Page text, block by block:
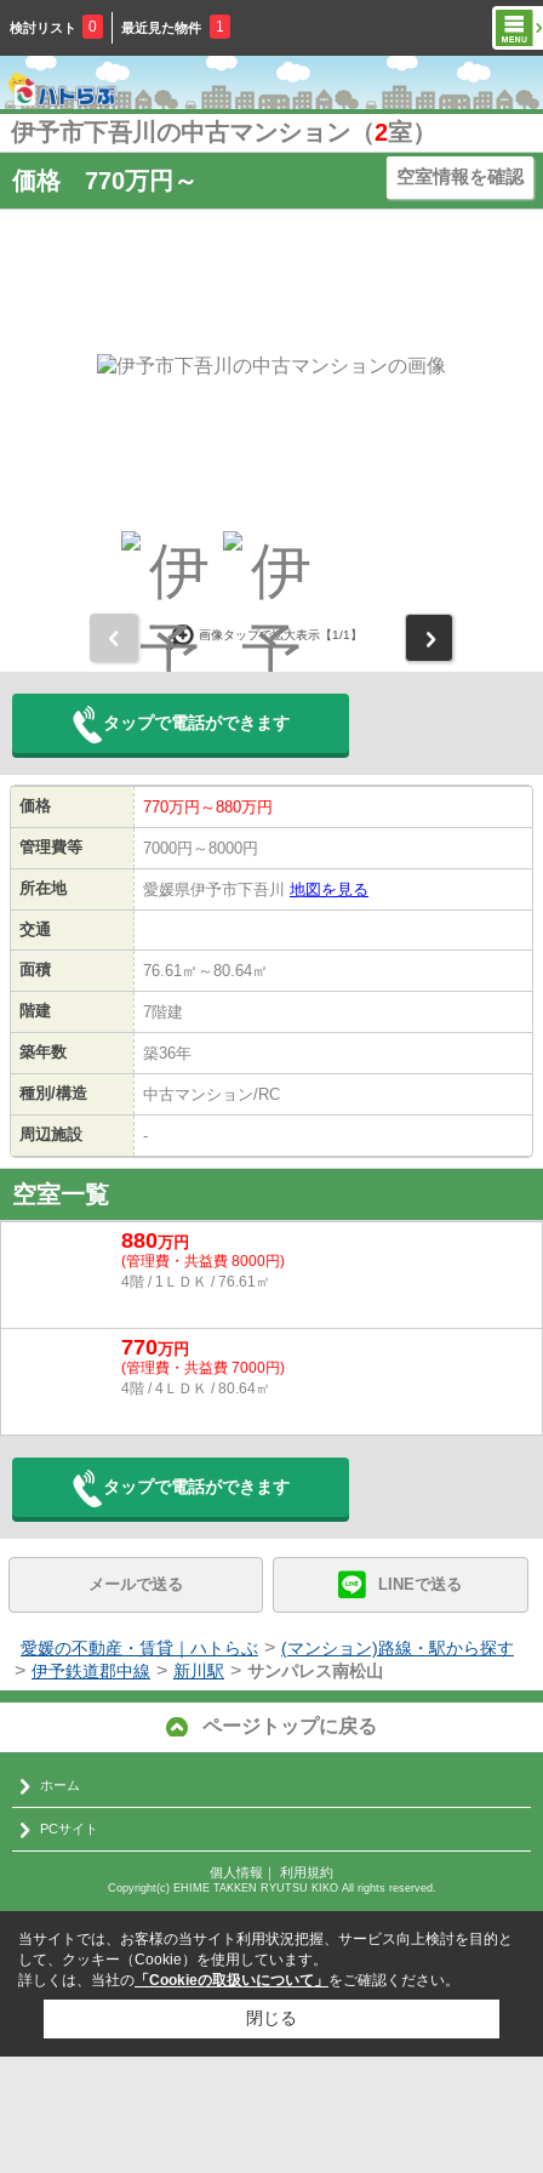
検討リスト 0 最近見た物件 1
伊予市下吾川の中古マンション（2室）
価格
770万円～ 空室情報を確認
前 画像タップで拡大表示【1/1】
タップで電話ができます
価格 770万円～880万円
管理費等 7000円～8000円
所在地 愛媛県伊予市下吾川 地図を見る
交通
面積 76.61㎡～80.64㎡
階建 7階建
築年数 築36年
種別/構造 中古マンション/RC
周辺施設 -
空室一覧
880万円
(管理費・共益費 8000円)
4階 / 1ＬＤＫ / 76.61㎡
770万円
(管理費・共益費 7000円)
4階 / 4ＬＤＫ / 80.64㎡
タップで電話ができます
メールで送る LINEで送る
愛媛の不動産・賃貸｜ハトらぶ > (マンション)路線・駅から探す
> 伊予鉄道郡中線 > 新川駅 > サンパレス南松山
ページトップに戻る
ホーム
PCサイト
個人情報 ｜ 利用規約
Copyright(c) EHIME TAKKEN RYUTSU KIKO All rights reserved.
当サイトでは、お客様の当サイト利用状況把握、サービス向上検討を目的と
して、クッキー（Cookie）を使用しています。
詳しくは、当社の 「Cookieの取扱いについて」 をご確認ください。
閉じる